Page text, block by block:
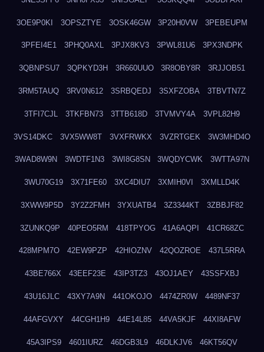
3OE9P0KI 3OPSZTYE 3OSK46GW 3P20H0VW 3PEBEUPM
3PFEI4E1 3PHQ0AXL 3PJX8KV3 3PWL81U6 3PX3NDPK
3QBNPSU7 3QPKYD3H 3R660UUO 3R8OBY8R 3RJJOB51
3RM5TAUQ 3RV0N612 3SRBQEDJ 3SXFZOBA 3TBVTN7Z
3TFI7CJL 3TKFBN73 3TTB618D 3TVMVY4A 3VPL82H9
3VS14DKC 3VX5WW8T 3VXFRWKX 3VZRTGEK 3W3MHD4O
3WAD8W9N 3WDTF1N3 3WI8G8SN 3WQDYCWK 3WTTA97N
3WU70G19 3X71FE60 3XC4DIU7 3XMIH0VI 3XMLLD4K
3XWW9P5D 3Y2Z2FMH 3YXUATB4 3Z3344KT 3ZBBJF82
3ZUNKQ9P 40PEO5RM 418TPYOG 41A6AQPI 41CR68ZC
428MPM7O 42EW9PZP 42HIOZNV 42QOZROE 437L5RRA
43BE766X 43EEF23E 43IP3TZ3 43OJ1AEY 43SSFXBJ
43U16JLC 43XY7A9N 441OKOJO 4474ZR0W 4489NF37
44AFGVXY 44CGH1H9 44E14L85 44VA5KJF 44XI8AFW
45A3IPS9 4601IURZ 46DGB3L9 46DLKJV6 46KT56QV